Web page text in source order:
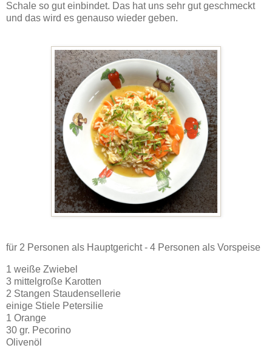
Schale so gut einbindet. Das hat uns sehr gut geschmeckt
und das wird es genauso wieder geben.
für 2 Personen als Hauptgericht - 4 Personen als Vorspeise
1 weiße Zwiebel
3 mittelgroße Karotten
2 Stangen Staudensellerie
einige Stiele Petersilie
1 Orange
30 gr. Pecorino
Olivenöl